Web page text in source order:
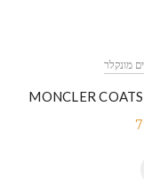
MONCLER